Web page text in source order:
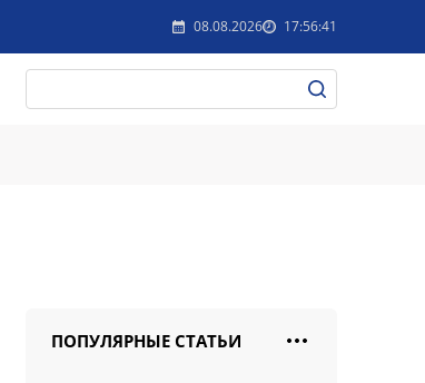
08.08.2026 17:56:41
ПОПУЛЯРНЫЕ СТАТЬИ